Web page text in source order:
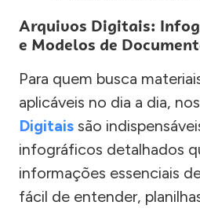
Arquivos Digitais:
e Modelos de
Para quem busca
aplicáveis no dia a dia,
Digitais são
infográficos detalhados
informações essenciais
fácil de entender,